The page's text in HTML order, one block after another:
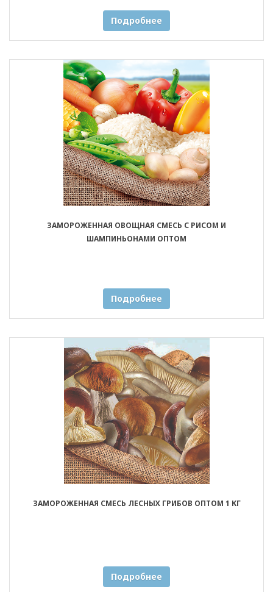
Подробнее
ЗАМОРОЖЕННАЯ ОВОЩНАЯ СМЕСЬ С РИСОМ И
ШАМПИНЬОНАМИ ОПТОМ
Подробнее
ЗАМОРОЖЕННАЯ СМЕСЬ ЛЕСНЫХ ГРИБОВ ОПТОМ 1 КГ
Подробнее